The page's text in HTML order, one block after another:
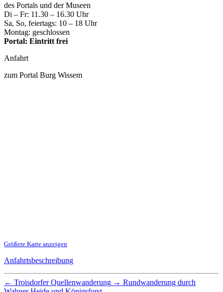
des Portals und der Museen
Di – Fr: 11.30 – 16.30 Uhr
Sa, So, feiertags: 10 – 18 Uhr
Montag: geschlossen
Portal: Eintritt frei
Anfahrt
zum Portal Burg Wissem
Größere Karte anzeigen
Anfahrtsbeschreibung
← Troisdorfer Quellenwanderung → Rundwanderung durch